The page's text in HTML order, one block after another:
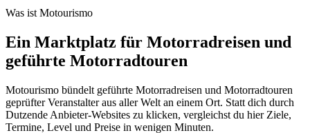
Was ist Motourismo
Ein Marktplatz für Motorradreisen und
geführte Motorradtouren
Motourismo bündelt geführte Motorradreisen und Motorradtouren
geprüfter Veranstalter aus aller Welt an einem Ort. Statt dich durch
Dutzende Anbieter-Websites zu klicken, vergleichst du hier Ziele,
Termine, Level und Preise in wenigen Minuten.